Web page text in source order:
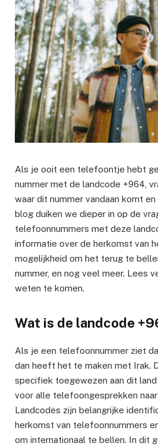
Als je ooit een telefoontje hebt
nummer met de landcode +964,
waar dit nummer vandaan komt
blog duiken we dieper in op de
telefoonnummers met deze
informatie over de herkomst van
mogelijkheid om het terug te
nummer, en nog veel meer. Lees
weten te komen.
Wat is de landcode
Als je een telefoonnummer ziet
dan heeft het te maken met Irak.
specifiek toegewezen aan dit
voor alle telefoongesprekken naar
Landcodes zijn belangrijke
herkomst van telefoonnummers
om internationaal te bellen. In dit